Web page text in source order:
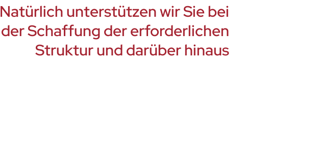
Natürlich unterstützen wir Sie bei
der Schaffung der erforderlichen
Struktur und darüber hinaus